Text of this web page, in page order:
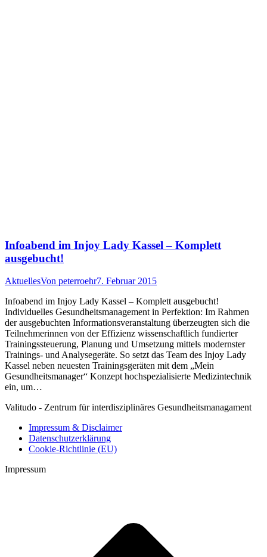
Infoabend im Injoy Lady Kassel – Komplett
ausgebucht!
AktuellesVon peterroehr7. Februar 2015
Infoabend im Injoy Lady Kassel – Komplett ausgebucht!
Individuelles Gesundheitsmanagement in Perfektion: Im Rahmen
der ausgebuchten Informationsveranstaltung überzeugten sich die
Teilnehmerinnen von der Effizienz wissenschaftlich fundierter
Trainingssteuerung, Planung und Umsetzung mittels modernster
Trainings- und Analysegeräte. So setzt das Team des Injoy Lady
Kassel neben neuesten Trainingsgeräten mit dem „Mein
Gesundheitsmanager“ Konzept hochspezialisierte Medizintechnik
ein, um…
Valitudo - Zentrum für interdisziplinäres Gesundheitsmanagament
Impressum & Disclaimer
Datenschutzerklärung
Cookie-Richtlinie (EU)
Impressum